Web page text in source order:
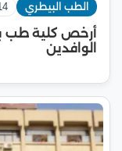
الطب البيطري 14
أرخص كلية طب
الوافدين